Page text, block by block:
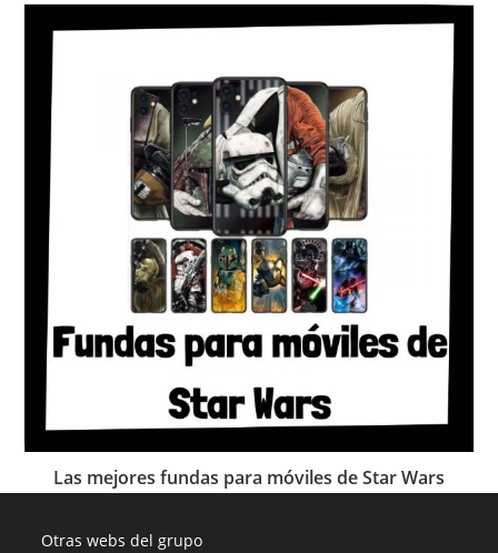
Las mejores fundas para móviles de Star Wars
Otras webs del grupo